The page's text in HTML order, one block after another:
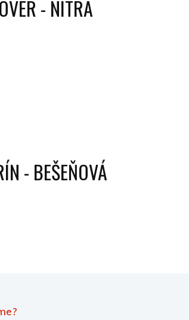
- NITRA
- BEŠEŇOVÁ